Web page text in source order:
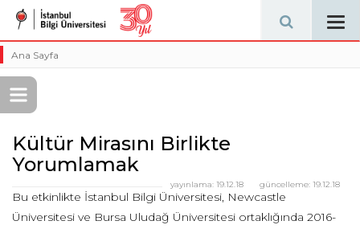
Ana Sayfa
Kültür Mirasını Birlikte
Yorumlamak
güncelleme: 19.12.18
yayınlama: 19.12.18
Bu etkinlikte İstanbul Bilgi Üniversitesi, Newcastle
Üniversitesi ve Bursa Uludağ Üniversitesi ortaklığında 2016-